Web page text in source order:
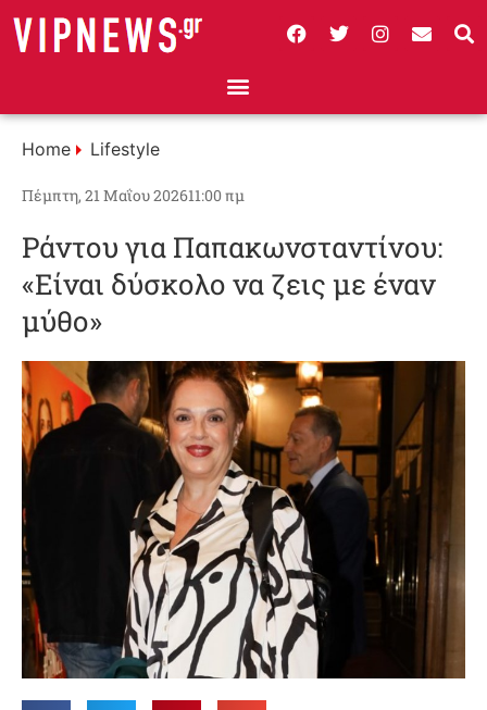
Home Lifestyle
Πέμπτη, 21 Μαΐου 202611:00 πμ
Ράντου για Παπακωνσταντίνου:
«Είναι δύσκολο να ζεις με έναν
μύθο»